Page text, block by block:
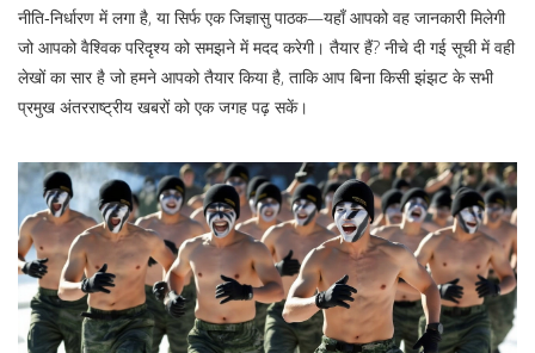
नीति‑निर्धारण में लगा है, या सिर्फ एक जिज्ञासु पाठक—यहाँ आपको वह जानकारी मिलेगी
जो आपको वैश्विक परिदृश्य को समझने में मदद करेगी। तैयार हैं? नीचे दी गई सूची में वही
लेखों का सार है जो हमने आपको तैयार किया है, ताकि आप बिना किसी झंझट के सभी
प्रमुख अंतरराष्ट्रीय खबरों को एक जगह पढ़ सकें।